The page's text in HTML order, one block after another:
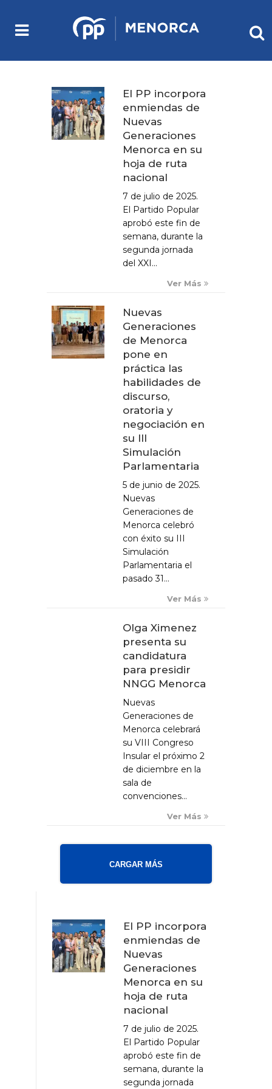
El PP incorpora
enmiendas de
Nuevas
Generaciones
Menorca en su
hoja de ruta
nacional
7 de julio de 2025.
El Partido Popular
aprobó este fin de
semana, durante la
segunda jornada
del XXI...
Ver Más
Nuevas
Generaciones
de Menorca
pone en
práctica las
habilidades de
discurso,
oratoria y
negociación en
su III
Simulación
Parlamentaria
5 de junio de 2025.
Nuevas
Generaciones de
Menorca celebró
con éxito su III
Simulación
Parlamentaria el
pasado 31...
Ver Más
Olga Ximenez
presenta su
candidatura
para presidir
NNGG Menorca
Nuevas
Generaciones de
Menorca celebrará
su VIII Congreso
Insular el próximo 2
de diciembre en la
sala de
convenciones...
Ver Más
CARGAR MÁS
El PP incorpora
enmiendas de
Nuevas
Generaciones
Menorca en su
hoja de ruta
nacional
7 de julio de 2025.
El Partido Popular
aprobó este fin de
semana, durante la
segunda jornada